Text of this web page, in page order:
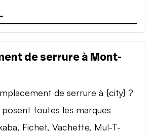
de serrure à Mont-
de serrure à {city} ?
toutes les marques
Fichet, Vachette, Mul-T-